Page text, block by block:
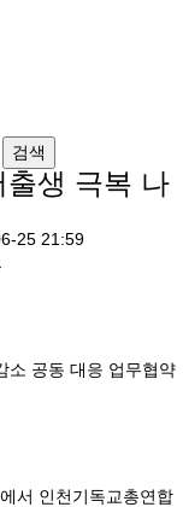
검색
생 극복 나
25 21:59
소 공동 대응 업무협약
서 인천기독교총연합